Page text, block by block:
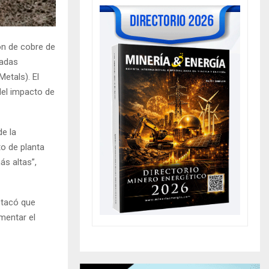
de cobre de
El
impacto de
la
de planta
altas”,
que
el